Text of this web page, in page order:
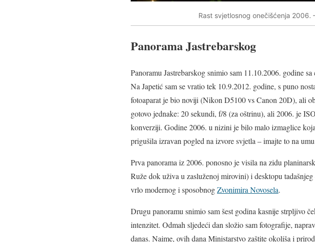
Rast svjetlosnog onečišćenja
Panorama Jastrebarskog
Panoramu Jastrebarskog snimio sam 11.10.2006. godine
Na Japetić sam se vratio tek 10.9.2012. godine, s puno
fotoaparat je bio noviji (Nikon D5100 vs Canon 20D), ali
gotovo jednake: 20 sekundi, f/8 (za oštrinu), ali 2006. je
konverziji. Godine 2006. u nizini je bilo malo izmaglice
prigušila izravan pogled na izvore svjetla – imajte to na
Prva panorama iz 2006. ponosno je visila na zidu
Ruže dok uživa u zasluženoj mirovini) i desktopu
vrlo modernog i sposobnogZvonimira Novosela.
Drugu panoramu snimio sam šest godina kasnije strpljivo
intenzitet. Odmah sljedeći dan složio sam fotografije,
danas. Naime, ovih dana Ministarstvo zaštite okoliša i